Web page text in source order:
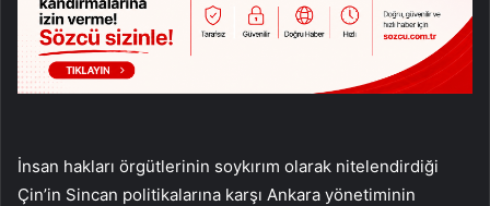
İnsan hakları örgütlerinin soykırım olarak nitelendirdiği
Çin’in Sincan politikalarına karşı Ankara yönetiminin